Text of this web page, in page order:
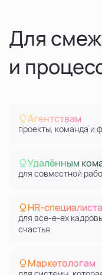
Для
и
Агентствам
проекты, команда и
Удалённым
для совместной
HR-
для все-е-ех
счастья
Маркетологам